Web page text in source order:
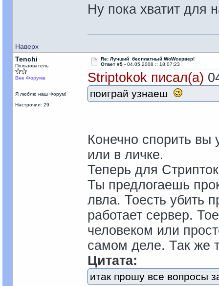
Ну пока хватит для
Наверх
Tenchi
Пользователь
Вне Форума
Я люблю наш Форум!
Настрочил: 29
Re: Лучший бесплатный WoWсервер!
Ответ #5 - 04.05.2008 :: 18:07:23
Striptokok писал(а)
поиграй узнаеш
Конечно спорить вы
или в личке.
Теперь для
Ты предлогаешь
лвла. Тоесть убить
работает сервер.
человеком или
самом деле. Так же
Цитата:
итак прошу все вопросы